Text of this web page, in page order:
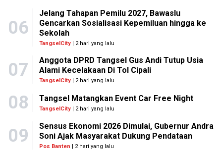
06
Jelang Tahapan Pemilu 2027, Bawaslu
Gencarkan Sosialisasi Kepemiluan hingga ke
Sekolah
TangselCity| 2 hari yang lalu
07
Anggota DPRD Tangsel Gus Andi Tutup Usia
Alami Kecelakaan Di Tol Cipali
TangselCity| 2 hari yang lalu
08 Tangsel Matangkan Event Car Free Night
TangselCity | 2 hari yang lalu
09
Sensus Ekonomi 2026 Dimulai, Gubernur Andra
Soni Ajak Masyarakat Dukung Pendataan
Pos Banten | 2 hari yang lalu